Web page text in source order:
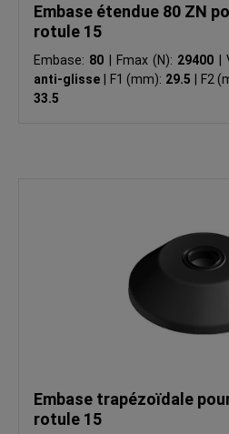
Embase étendue 80 ZN
rotule 15
Embase: 80 Fmax (N): 29400
anti-glisse
F1 (mm): 29.5 F2
33.5
Embase trapézoïdale
rotule 15